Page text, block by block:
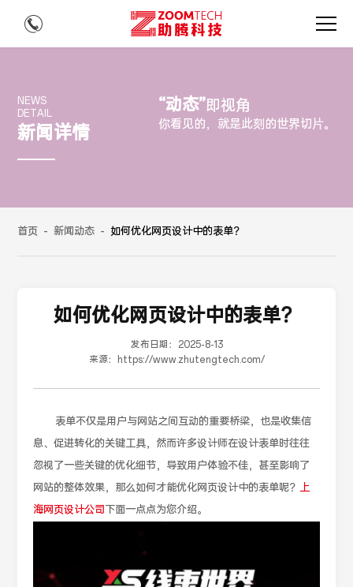
NEWS
DETAIL
新闻详情
“动态”即视角
你看见的，就是此刻的世界切片。
首页 - 新闻动态 - 如何优化网页设计中的表单？
如何优化网页设计中的表单？
发布日期：
2025-8-13
来源：
https://www.zhutengtech.com/
表单不仅是用户与网站之间互动的重要桥梁，也是收集信
息、促进转化的关键工具，然而许多设计师在设计表单时往往
忽视了一些关键的优化细节，导致用户体验不佳，甚至影响了
网站的整体效果，那么如何才能优化网页设计中的表单呢？ 上
海网页设计公司下面一点点为您介绍。